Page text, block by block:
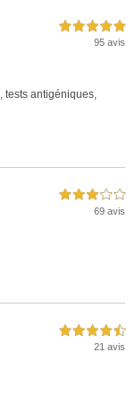
5,0 étoiles sur 5
95 avis
, tests antigéniques,
3,0 étoiles sur 5
69 avis
4,5 étoiles sur 5
21 avis